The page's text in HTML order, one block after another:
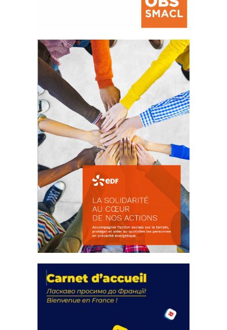
La prévention des conflits
d’intérêts
18 septembre 2023
FEUILLETER
actions
18 septembre 2023
FEUILLETER